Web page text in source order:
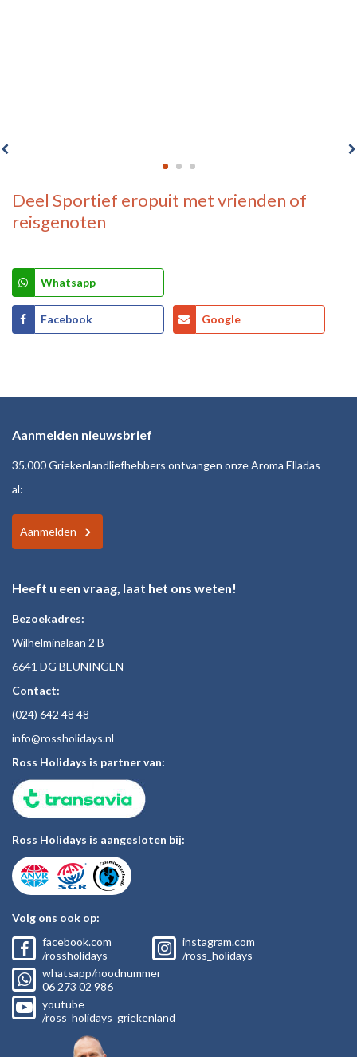
Deel Sportief eropuit met vrienden of
reisgenoten
Whatsapp
Facebook Google
Aanmelden nieuwsbrief
35.000 Griekenlandliefhebbers ontvangen onze Aroma Elladas
al:
Aanmelden
Heeft u een vraag, laat het ons weten!
Bezoekadres:
Wilhelminalaan 2 B
6641 DG BEUNINGEN
Contact:
(024) 642 48 48
info@rossholidays.nl
Ross Holidays is partner van:
Ross Holidays is aangesloten bij:
Volg ons ook op:
facebook.com
/rossholidays
instagram.com
/ross_holidays
whatsapp/noodnummer
06 273 02 986
youtube
/ross_holidays_griekenland